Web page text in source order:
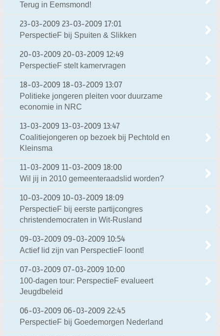
Terug in Eemsmond!
23-03-2009 23-03-2009 17:01
PerspectieF bij Spuiten & Slikken
20-03-2009 20-03-2009 12:49
PerspectieF stelt kamervragen
18-03-2009 18-03-2009 13:07
Politieke jongeren pleiten voor duurzame
economie in NRC
13-03-2009 13-03-2009 13:47
Coalitiejongeren op bezoek bij Pechtold en
Kleinsma
11-03-2009 11-03-2009 18:00
Wil jij in 2010 gemeenteraadslid worden?
10-03-2009 10-03-2009 18:09
PerspectieF bij eerste partijcongres
christendemocraten in Wit-Rusland
09-03-2009 09-03-2009 10:54
Actief lid zijn van PerspectieF loont!
07-03-2009 07-03-2009 10:00
100-dagen tour: PerspectieF evalueert
Jeugdbeleid
06-03-2009 06-03-2009 22:45
PerspectieF bij Goedemorgen Nederland